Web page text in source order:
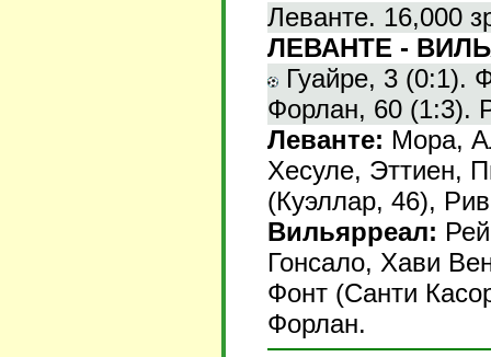
Леванте. 16,000
ЛЕВАНТЕ -
Гуайре, 3 (0:1).
Форлан, 60 (1:3).
Леванте: Мора,
Хесуле, Эттиен,
(Куэллар, 46),
Вильярреал:
Гонсало, Хави
Фонт (Санти
Форлан.